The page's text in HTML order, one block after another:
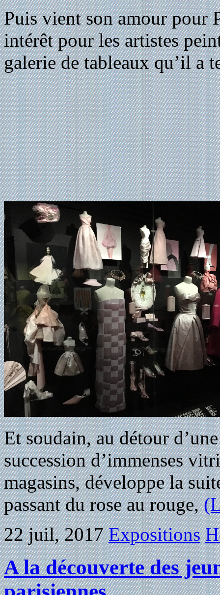
Puis vient son amour pour
intérêt pour les artistes
galerie de tableaux qu’il a
Et soudain, au détour
succession d’immenses
magasins, développe la
passant du rose au rouge,
22 juil, 2017 Expositions
A la découverte des